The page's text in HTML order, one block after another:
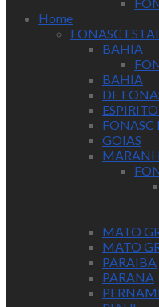
Home
FONASC
BAHIA
BAHIA
DF
GOIAS
MATO
MATO
PARAIBA
PARANA